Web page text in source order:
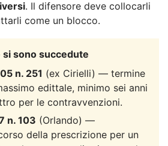
. Il difensore deve collocarli
come un blocco.
sono succedute
n. 251 (ex Cirielli) — termine
edittale, minimo sei anni
per le contravvenzioni.
n. 103 (Orlando) —
della prescrizione per un